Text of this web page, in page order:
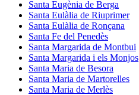
Santa Eugènia de Berga
Santa Eulàlia de Riuprimer
Santa Eulàlia de Ronçana
Santa Fe del Penedès
Santa Margarida de Montbui
Santa Margarida i els Monjos
Santa Maria de Besora
Santa Maria de Martorelles
Santa Maria de Merlès